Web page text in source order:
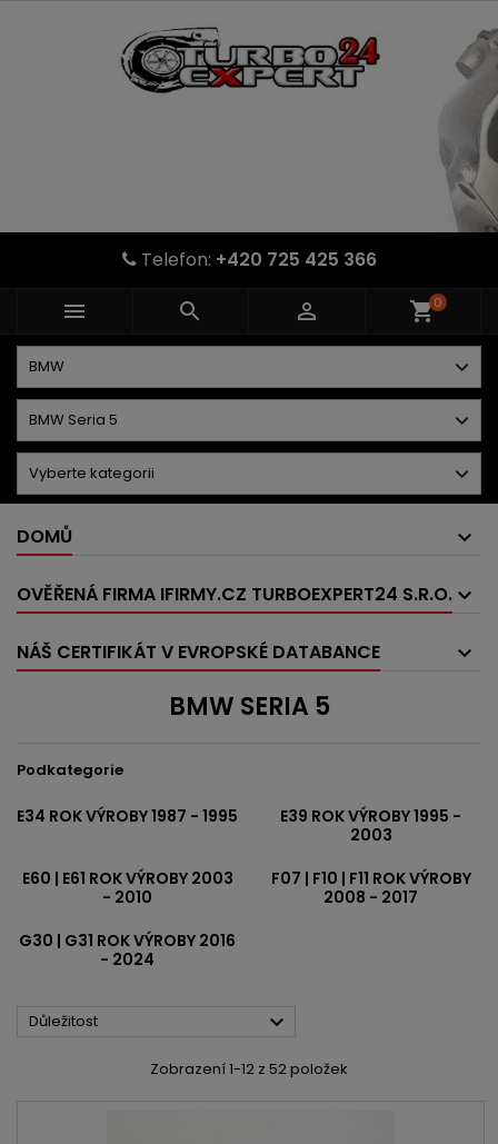
Telefon: +420 725 425 366
   shopping_cart0
DOMŮ
OVĚŘENÁ FIRMA IFIRMY.CZ TURBOEXPERT24 S.R.O.
NÁŠ CERTIFIKÁT V EVROPSKÉ DATABANCE
BMW SERIA 5
Podkategorie
E34 ROK VÝROBY 1987 - 1995
E39 ROK VÝROBY 1995 -
2003
E60 | E61 ROK VÝROBY 2003
- 2010
F07 | F10 | F11 ROK VÝROBY
2008 - 2017
G30 | G31 ROK VÝROBY 2016
- 2024
Důležitost 
Zobrazení 1-12 z 52 položek